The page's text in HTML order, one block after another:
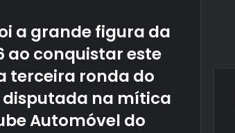
a grande figura da
ao conquistar este
terceira ronda do
na mítica
Automóvel do